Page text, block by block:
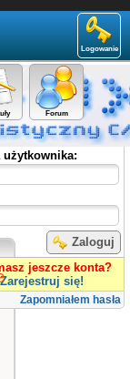
Logowanie
Forum
użytkownika
użytkownika:
Zaloguj
jeszcze konta?
Zarejestruj się!
Zapomniałem hasła